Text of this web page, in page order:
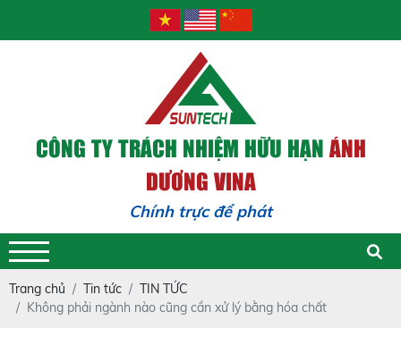
CÔNG TY TRÁCH NHIỆM HỮU HẠNÁNH
DƯƠNG VINA
Chính trực để phát triển
Trang chủ Tin tức
TIN TỨC
Không phải ngành nào cũng cần xử lý bằng hóa chất